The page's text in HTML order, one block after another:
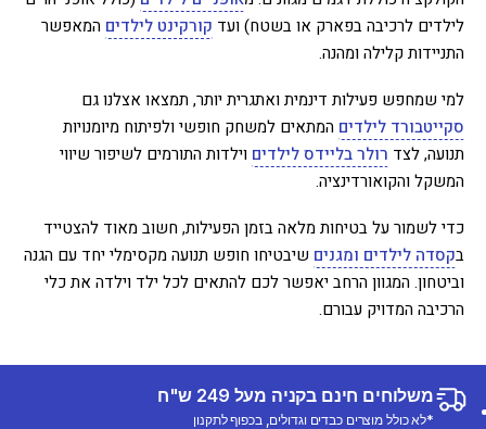
לילדים לרכיבה בפארק או בשטח) ועד קורקינט לילדים המאפשר
התניידות קלילה ומהנה.
למי שמחפש פעילות דינמית ואתגרית יותר, תמצאו אצלנו גם
סקייטבורד לילדים המתאים למשחק חופשי ולפיתוח מיומנויות
תנועה, לצד רולר בליידס לילדים וילדות התורמים לשיפור שיווי
המשקל והקואורדינציה.
כדי לשמור על בטיחות מלאה בזמן הפעילות, חשוב מאוד להצטייד
בקסדה לילדים ומגנים שיבטיחו חופש תנועה מקסימלי יחד עם הגנה
וביטחון. המגוון הרחב יאפשר לכם להתאים לכל ילד וילדה את כלי
הרכיבה המדויק עבורם.
משלוחים חינם בקניה מעל 249 ש"ח
*לא כולל מוצרים כבדים וגדולים, בכפוף לתקנון